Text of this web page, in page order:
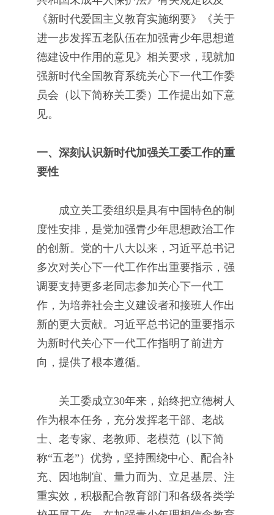
《新时代爱国主义教育实施纲要》《关于
进一步发挥五老队伍在加强青少年思想道
德建设中作用的意见》相关要求，现就加
强新时代全国教育系统关心下一代工作委
员会（以下简称关工委）工作提出如下意
见。
一、深刻认识新时代加强关工委工作的重
要性
成立关工委组织是具有中国特色的制
度性安排，是党加强青少年思想政治工作
的创新。党的十八大以来，习近平总书记
多次对关心下一代工作作出重要指示，强
调要支持更多老同志参加关心下一代工
作，为培养社会主义建设者和接班人作出
新的更大贡献。习近平总书记的重要指示
为新时代关心下一代工作指明了前进方
向，提供了根本遵循。
关工委成立30年来，始终把立德树人
作为根本任务，充分发挥老干部、老战
士、老专家、老教师、老模范（以下简
称“五老”）优势，坚持围绕中心、配合补
充、因地制宜、量力而为、立足基层、注
重实效，积极配合教育部门和各级各类学